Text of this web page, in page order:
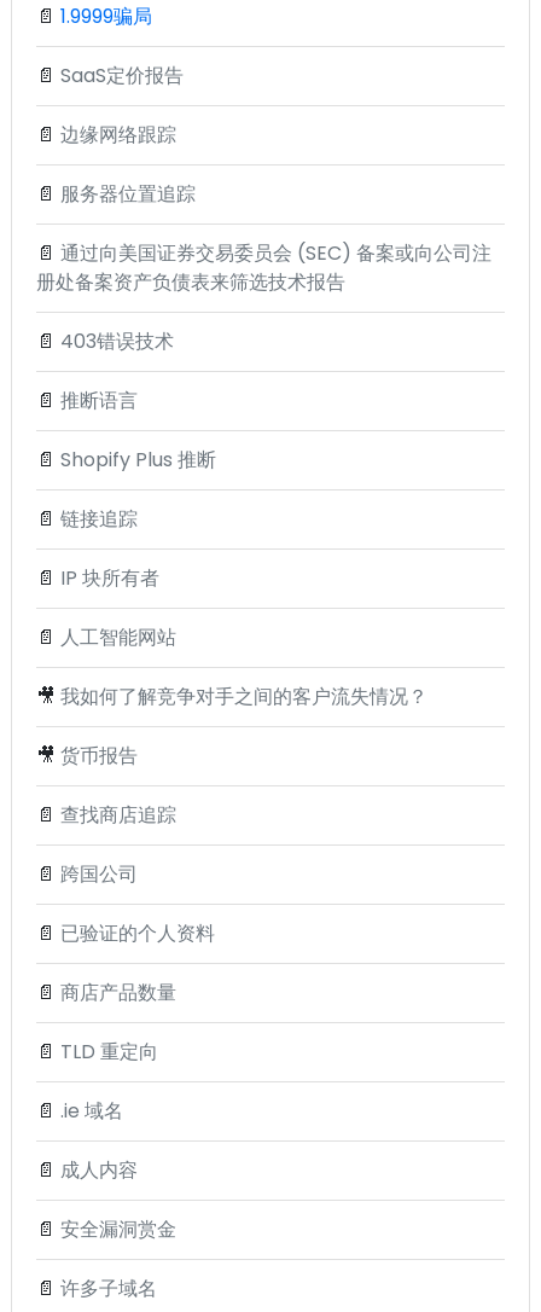
📄 1.9999骗局
📄 SaaS定价报告
📄 边缘网络跟踪
📄 服务器位置追踪
📄 通过向美国证券交易委员会 (SEC) 备案或向公司注
册处备案资产负债表来筛选技术报告
📄 403错误技术
📄 推断语言
📄 Shopify Plus 推断
📄 链接追踪
📄 IP 块所有者
📄 人工智能网站
🎥 我如何了解竞争对手之间的客户流失情况？
🎥 货币报告
📄 查找商店追踪
📄 跨国公司
📄 已验证的个人资料
📄 商店产品数量
📄 TLD 重定向
📄 .ie 域名
📄 成人内容
📄 安全漏洞赏金
📄 许多子域名